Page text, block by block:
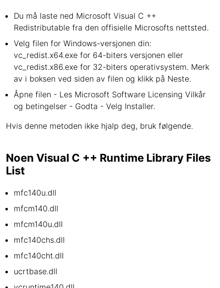
Du må laste ned Microsoft Visual C ++
Redistributable fra den offisielle Microsofts nettsted.
Velg filen for Windows-versjonen din:
vc_redist.x64.exe for 64-biters versjonen eller
vc_redist.x86.exe for 32-biters operativsystem. Merk
av i boksen ved siden av filen og klikk på Neste.
Åpne filen - Les Microsoft Software Licensing Vilkår
og betingelser - Godta - Velg Installer.
Hvis denne metoden ikke hjalp deg, bruk følgende.
Noen Visual C ++ Runtime Library Files
List
mfc140u.dll
mfcm140.dll
mfcm140u.dll
mfc140chs.dll
mfc140cht.dll
ucrtbase.dll